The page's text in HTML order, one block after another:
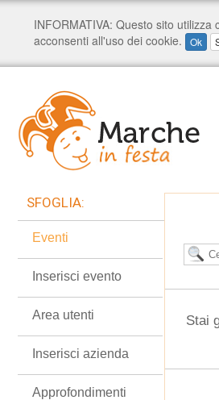
Stai
SFOGLIA:
Eventi
Inserisci evento
Area utenti
Inserisci azienda
Approfondimenti